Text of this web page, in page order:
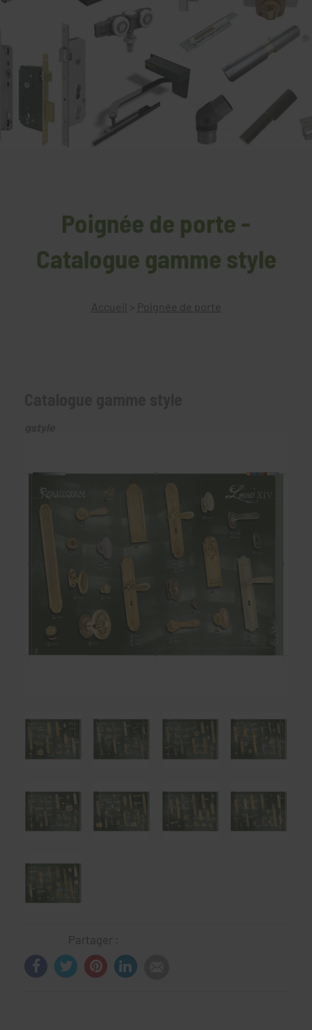
Poignée de porte -
Catalogue gamme style
Accueil > Poignée de porte
Partager :